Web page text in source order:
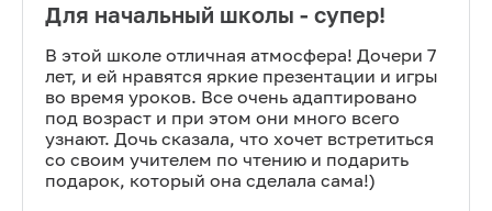
Для начальный школы - супер!
В этой школе отличная атмосфера! Дочери 7
лет, и ей нравятся яркие презентации и игры
во время уроков. Все очень адаптировано
под возраст и при этом они много всего
узнают. Дочь сказала, что хочет встретиться
со своим учителем по чтению и подарить
подарок, который она сделала сама!)